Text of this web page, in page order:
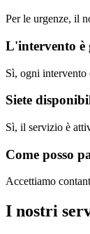
Per le urgenze, il
L'intervento è
Sì, ogni intervento
Siete
Sì, il servizio è
Come posso
Accettiamo
I nostri